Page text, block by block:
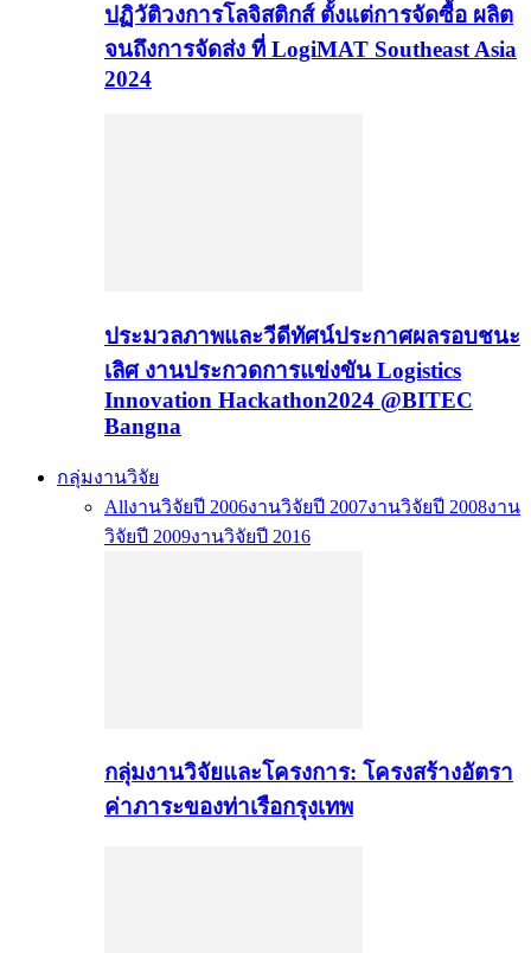
ปฏิวัติวงการโลจิสติกส์ ตั้งแต่การจัดซื้อ ผลิต
จนถึงการจัดส่ง ที่ LogiMAT Southeast Asia
2024
ประมวลภาพและวีดีทัศน์ประกาศผลรอบชนะ
เลิศ งานประกวดการแข่งขัน Logistics
Innovation Hackathon2024 @BITEC
Bangna
กลุ่มงานวิจัย
Allงานวิจัยปี 2006งานวิจัยปี 2007งานวิจัยปี 2008งาน
วิจัยปี 2009งานวิจัยปี 2016
กลุ่มงานวิจัยและโครงการ: โครงสร้างอัตรา
ค่าภาระของท่าเรือกรุงเทพ